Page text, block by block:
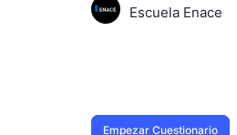
Escuela Enace